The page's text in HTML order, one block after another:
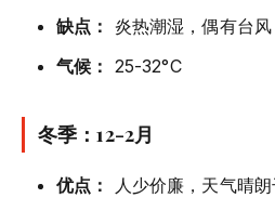
缺点： 炎热潮湿，偶有台
气候： 25-32°C
冬季：12-2月
优点：
人少价廉，天气晴